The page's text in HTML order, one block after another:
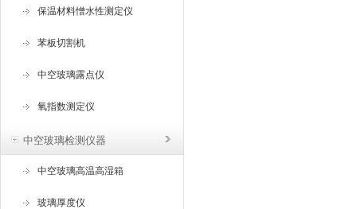
保温材料憎水性测定仪
苯板切割机
中空玻璃露点仪
氧指数测定仪
中空玻璃检测仪器
中空玻璃高温高湿箱
玻璃厚度仪